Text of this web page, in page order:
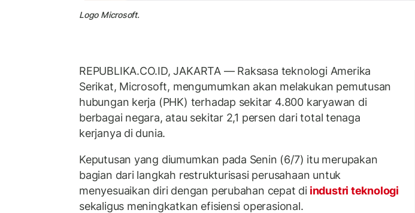
Logo Microsoft.
REPUBLIKA.CO.ID, JAKARTA — Raksasa teknologi Amerika
Serikat, Microsoft, mengumumkan akan melakukan pemutusan
hubungan kerja (PHK) terhadap sekitar 4.800 karyawan di
berbagai negara, atau sekitar 2,1 persen dari total tenaga
kerjanya di dunia.
Keputusan yang diumumkan pada Senin (6/7) itu merupakan
bagian dari langkah restrukturisasi perusahaan untuk
menyesuaikan diri dengan perubahan cepat diindustri teknologi
sekaligus meningkatkan efisiensi operasional.